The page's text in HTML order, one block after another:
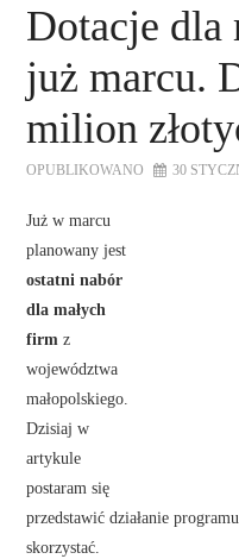
Dotacje dla
już marcu.
milion
OPUBLIKOWANO 30
Już w marcu
planowany jest
ostatni nabór
dla małych
firm z
województwa
małopolskiego.
Dzisiaj w
artykule
postaram się
przedstawić
działanie